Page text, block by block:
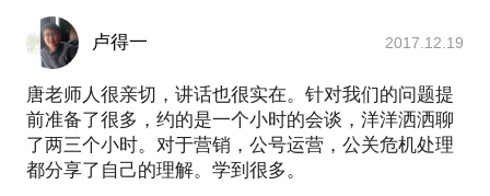
卢得一 2017.12.19
唐老师人很亲切，讲话也很实在。针对我们的问题提
前准备了很多，约的是一个小时的会谈，洋洋洒洒聊
了两三个小时。对于营销，公号运营，公关危机处理
都分享了自己的理解。学到很多。